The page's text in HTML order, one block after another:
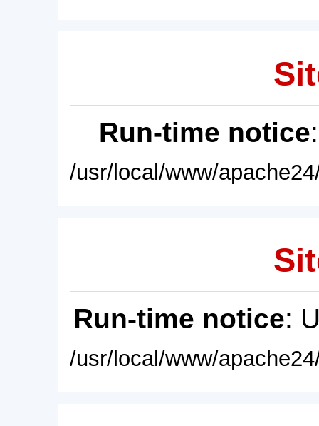
Run-time notice
/usr/local/www/
Run-time notice:
/usr/local/www/